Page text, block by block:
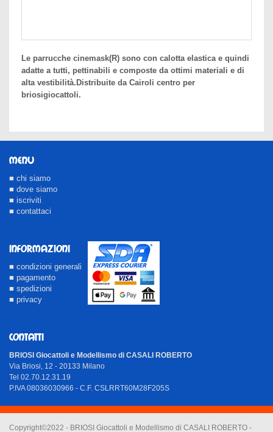
Le parrucche cinemask(R) sono con calotta elastica e quindi
adatte a tutti, pettinabili e composte da ottimi materiali e di
alta vestibilità.Distribuite da Cairoli centro per
briosigiocattoli.
MENU
■ chi siamo
■ dove siamo
■ iscriviti
■ contattaci
INFORMAZIONI
■ condizioni generali
■ pagamento
■ spedizioni
■ privacy
CONTATTI
BRIOSI Giocattoli e Modellismo di CASALI ROBERTO
Via Briosi, 12 - 20133 Milano
Tel 02.70.12.31.19
P.IVA 08036030966 - C.F. CSLRRT60M28F205S
Copyright©2022 - BRIOSI Giocattoli e Modellismo di CASALI ROBERTO -